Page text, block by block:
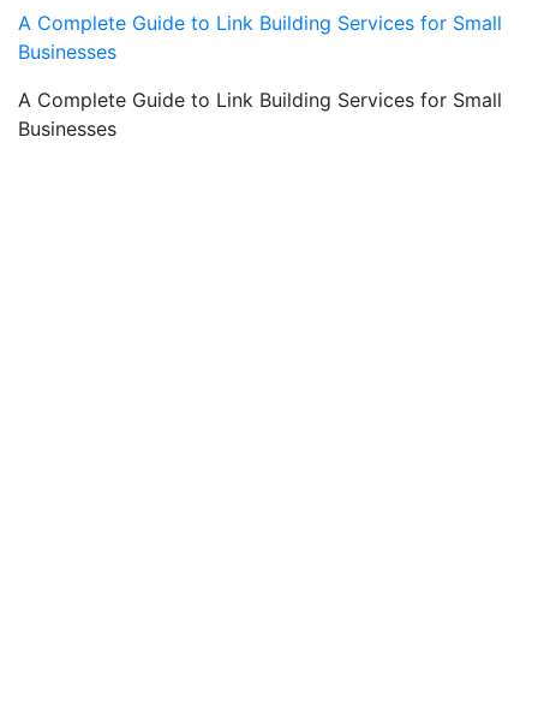
A Complete Guide to Link Building Services for Small
Businesses
A Complete Guide to Link Building Services for Small
Businesses